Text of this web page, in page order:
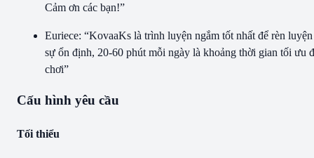
Cảm ơn các bạn!”
Euriece: “KovaaKs là trình luyện ngắm tốt nhất để rèn luyện
sự ổn định, 20-60 phút mỗi ngày là khoảng thời gian tối ưu
chơi”
Cấu hình yêu cầu
Tối thiểu